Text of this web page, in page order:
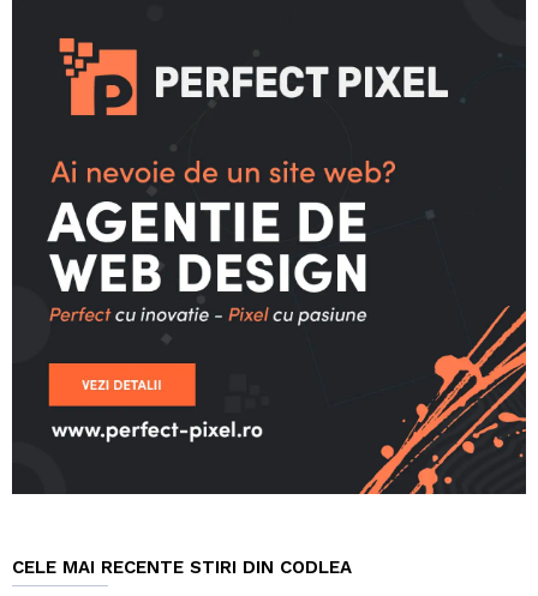
CELE MAI RECENTE STIRI DIN CODLEA